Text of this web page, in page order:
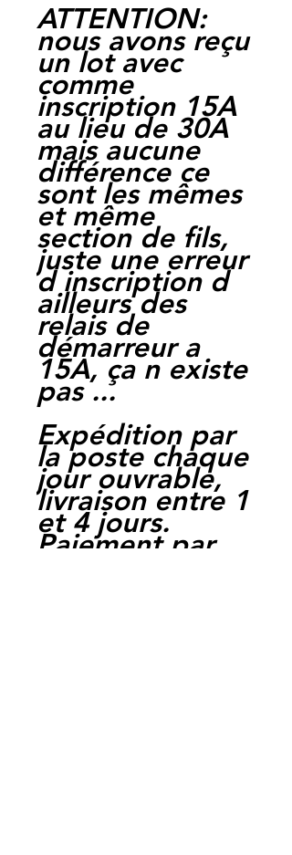
ATTENTION:
nous avons reçu
un lot avec
comme
inscription 15A
au lieu de 30A
mais aucune
différence ce
sont les mêmes
et même
section de fils,
juste une erreur
d inscription d
ailleurs des
relais de
démarreur a
15A, ça n existe
pas ...
Expédition par
la poste chaque
jour ouvrable,
livraison entre 1
et 4 jours.
Paiement par